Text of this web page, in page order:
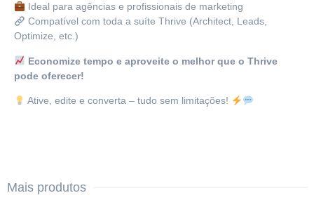
Ideal para agências e profissionais de marketing
Compatível com toda a suíte Thrive (Architect, Leads,
Optimize, etc.)
Economize tempo e aproveite o melhor que o Thrive
pode oferecer!
Ative, edite e converta – tudo sem limitações!
Mais produtos